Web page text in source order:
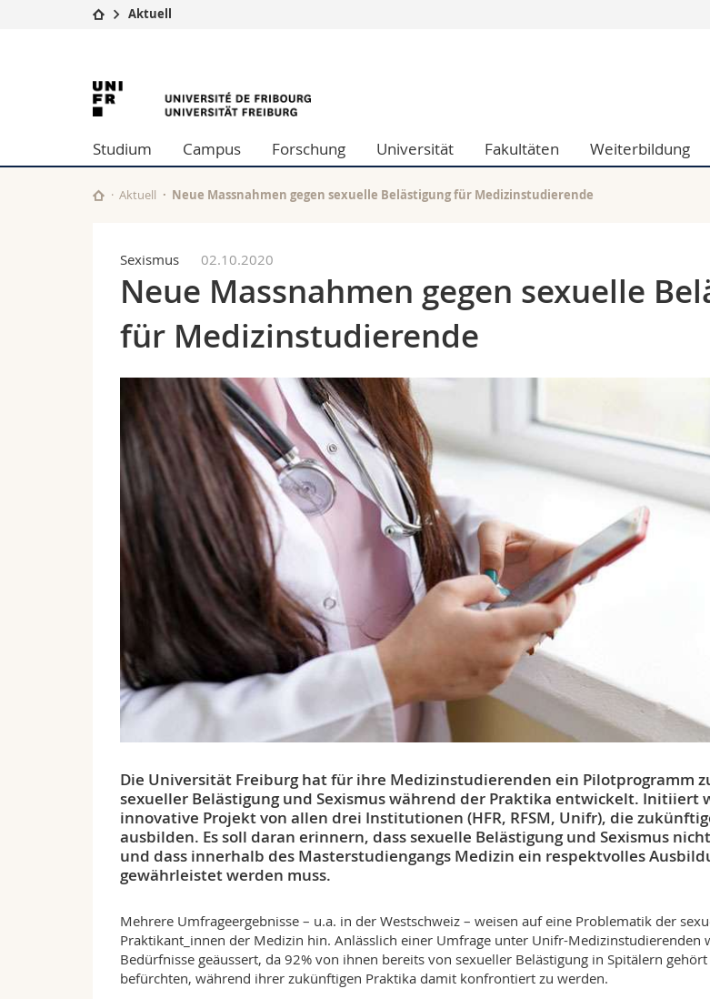
Studium
Campus
Universität
Weiterbildung
Theologische Fak.
Philosophische Fak.
Fak. für Erziehungs- und Bildungswissenschaften
Math.-Nat. und Med. Fak.
Interfakultär
Aktuell
University
of
Fribourg
Studium Campus Forschung Universität Fakultäten Weiterbildung
Aktuell Neue Massnahmen gegen sexuelle Belästigung für Medizinstudierende
Sexismus 02.10.2020
Neue Massnahmen gegen sexuelle
für Medizinstudierende
Die Universität Freiburg hat für ihre Medizinstudierenden ein Pilotprogramm
sexueller Belästigung und Sexismus während der Praktika entwickelt. Initiiert
innovative Projekt von allen drei Institutionen (HFR, RFSM, Unifr), die
ausbilden. Es soll daran erinnern, dass sexuelle Belästigung und Sexismus
und dass innerhalb des Masterstudiengangs Medizin ein respektvolles
gewährleistet werden muss.
Mehrere Umfrageergebnisse – u.a. in der Westschweiz – weisen auf eine Problematik der
Praktikant_innen der Medizin hin. Anlässlich einer Umfrage unter Unifr-Medizinstudierenden
Bedürfnisse geäussert, da 92% von ihnen bereits von sexueller Belästigung in Spitälern
befürchten, während ihrer zukünftigen Praktika damit konfrontiert zu werden.